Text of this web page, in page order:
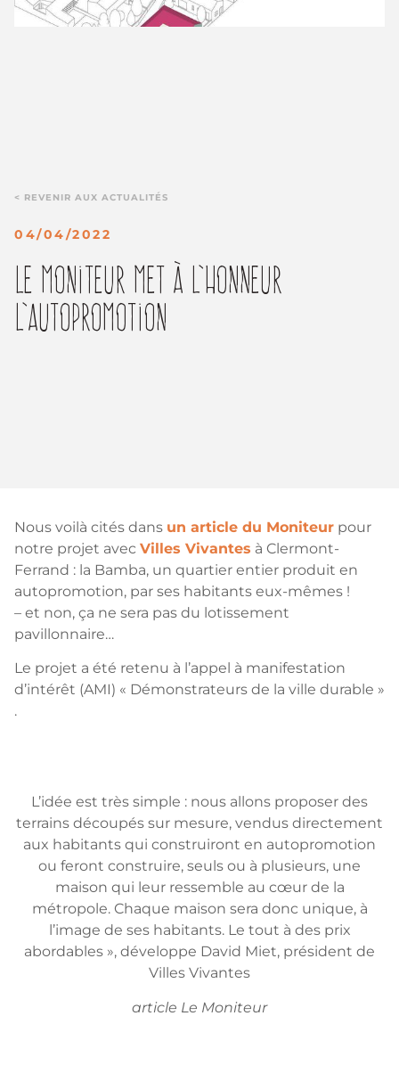
< REVENIR AUX ACTUALITÉS
04/04/2022
Le Moniteur Met À L’honneur
L’autopromotion
Nous voilà cités dans un article du Moniteur pour
notre projet avec Villes Vivantes à Clermont-
Ferrand : la Bamba, un quartier entier produit en
autopromotion, par ses habitants eux-mêmes !
– et non, ça ne sera pas du lotissement
pavillonnaire…
Le projet a été retenu à l’appel à manifestation
d’intérêt (AMI) « Démonstrateurs de la ville durable »
.
L’idée est très simple : nous allons proposer des
terrains découpés sur mesure, vendus directement
aux habitants qui construiront en autopromotion
ou feront construire, seuls ou à plusieurs, une
maison qui leur ressemble au cœur de la
métropole. Chaque maison sera donc unique, à
l’image de ses habitants. Le tout à des prix
abordables », développe David Miet, président de
Villes Vivantes
article Le Moniteur